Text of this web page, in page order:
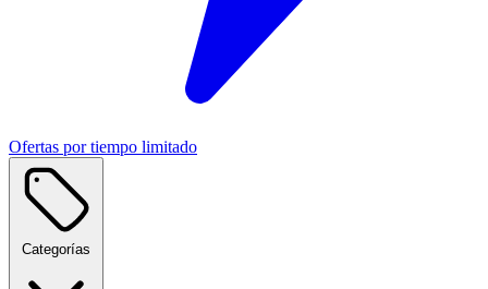
Ofertas por tiempo limitado
Categorías